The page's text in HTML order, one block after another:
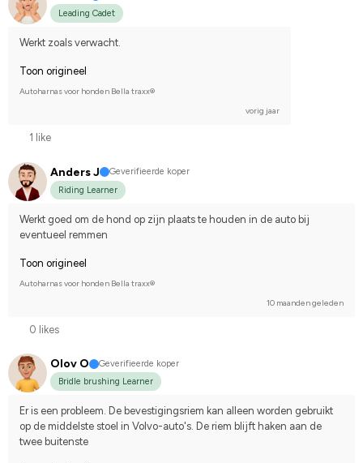
Leading Cadet
Werkt zoals verwacht.
Toon origineel
Autoharnas voor honden Bella traxx®
vorig jaar
1 like
Anders J
Geverifieerde koper
Riding Learner
Werkt goed om de hond op zijn plaats te houden in de auto bij
eventueel remmen
Toon origineel
Autoharnas voor honden Bella traxx®
10 maanden geleden
0 likes
Olov O
Geverifieerde koper
Bridle brushing Learner
Er is een probleem. De bevestigingsriem kan alleen worden gebruikt
op de middelste stoel in Volvo-auto's. De riem blijft haken aan de
twee buitenste